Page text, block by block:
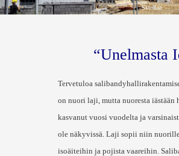
Skrollaa
“Unelmasta
Tervetuloa
on nuori laji, mutta nuoresta iästään
kasvanut vuosi vuodelta ja
ole näkyvissä. Laji sopii niin
isoäiteihin ja pojista vaareihin.